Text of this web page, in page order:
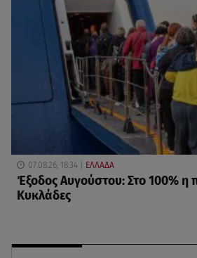
07.08.26, 18:34 ΕΛΛΑΔΑ
Έξοδος Αυγούστου: Στο 100% η
Κυκλάδες